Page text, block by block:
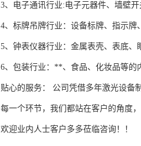
3、电子通讯行业:电子元器件、墙壁
4、标牌吊牌行业：设备标牌、指示牌
5、钟表仪器行业：金属表壳、表底、
6、包装行业：**、食品、化妆品等的
贴心的服务： 公司凭借多年激光设备
每一个环节，我们都站在客户的角度
欢迎业内人士客户多多莅临咨询！！